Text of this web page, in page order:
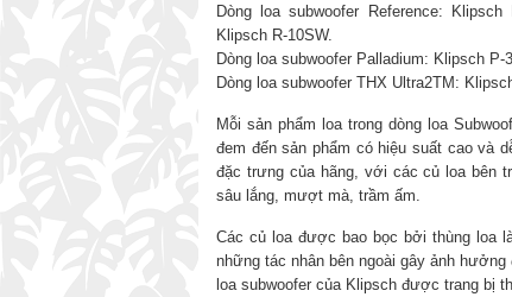
Dòng loa subwoofer Reference:
Klipsch R-10SW.
Dòng loa subwoofer Palladium: Klipsch P-
Dòng loa subwoofer THX Ultra2TM:
Mỗi sản phẩm loa trong dòng loa
đem đến sản phẩm có hiệu suất cao và
đặc trưng của hãng, với các củ loa bên
sâu lắng, mượt mà, trầm ấm.
Các củ loa được bao bọc bởi thùng loa
những tác nhân bên ngoài gây ảnh
loa subwoofer của Klipsch được trang bị